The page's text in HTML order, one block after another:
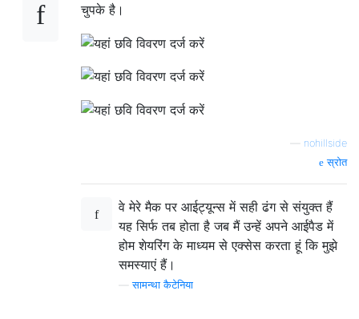
चुपके है।
nohillside
स्रोत
वे मेरे मैक पर आईट्यून्स में सही ढंग से संयुक्त हैं
यह सिर्फ तब होता है जब मैं उन्हें अपने आईपैड में
होम शेयरिंग के माध्यम से एक्सेस करता हूं कि मुझे
समस्याएं हैं।
—सामन्था कैटेनिया